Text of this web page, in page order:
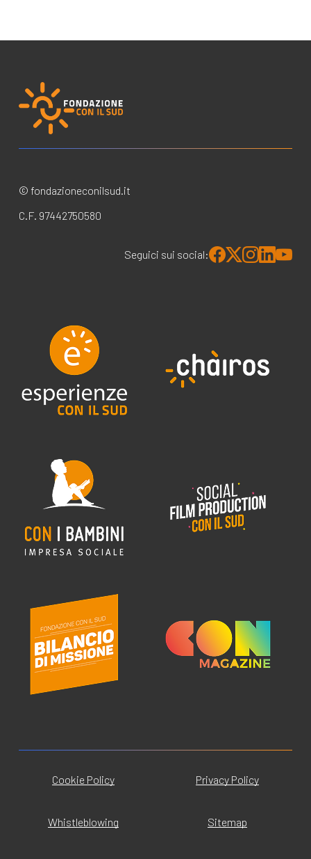
© fondazioneconilsud.it
C.F. 97442750580
Seguici sui social:
Cookie Policy Privacy Policy
Whistleblowing Sitemap